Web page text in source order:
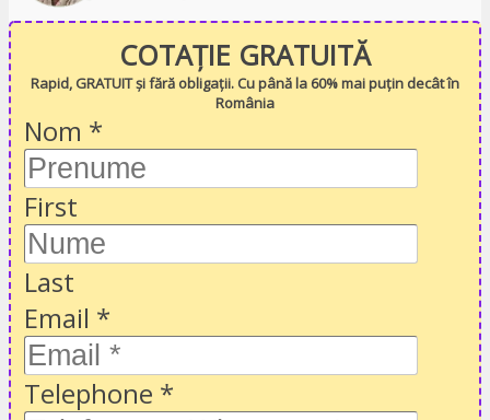
COTAȚIE GRATUITĂ
Rapid, GRATUIT și fără obligații. Cu până la 60% mai puțin decât în
România
Nom *
First
Last
Email *
Telephone *